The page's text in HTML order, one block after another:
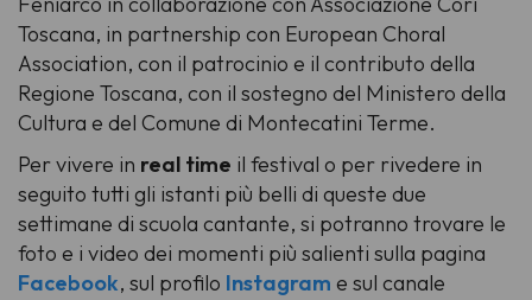
Toscana, in partnership con European Choral
Association, con il patrocinio e il contributo della
Regione Toscana, con il sostegno del Ministero della
Cultura e del Comune di Montecatini Terme.
Per vivere in real time il festival o per rivedere in
seguito tutti gli istanti più belli di queste due
settimane di scuola cantante, si potranno trovare le
foto e i video dei momenti più salienti sulla pagina
Facebook, sul profilo Instagram e sul canale